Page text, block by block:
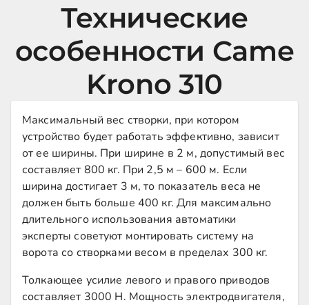
Технические
особенности Came
Krono 310
Максимальный вес створки, при котором
устройство будет работать эффективно, зависит
от ее ширины. При ширине в 2 м, допустимый вес
составляет 800 кг. При 2,5 м – 600 м. Если
ширина достигает 3 м, то показатель веса не
должен быть больше 400 кг. Для максимально
длительного использования автоматики
эксперты советуют монтировать систему на
ворота со створками весом в пределах 300 кг.
Толкающее усилие левого и правого приводов
составляет 3000 Н. Мощность электродвигателя,